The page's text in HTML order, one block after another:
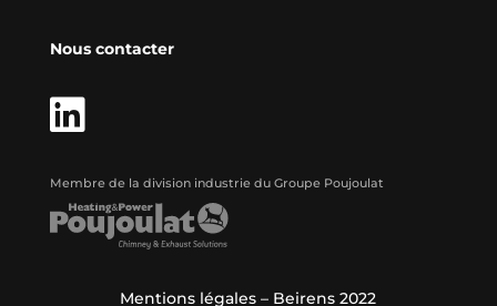
Nous contacter

Membre de la division industrie du Groupe Poujoulat
Mentions légales – Beirens 2022